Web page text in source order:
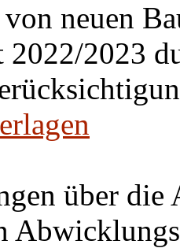
neuen
2022/2023
über